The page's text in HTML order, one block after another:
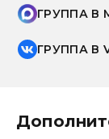
ГРУППА В
ГРУППА В